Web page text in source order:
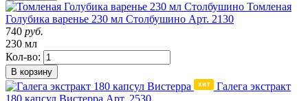
Томленая
Голубика варенье 230 мл Столбушино Арт. 2130
740 руб.
230 мл
Кол-во:
В корзину
Галега экстракт